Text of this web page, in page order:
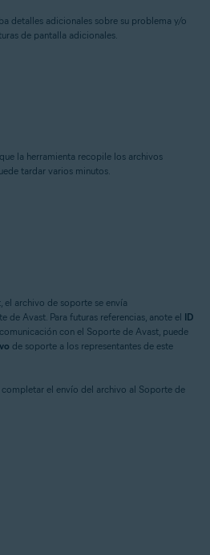
detalles adicionales sobre su problema y/o
de pantalla adicionales.
la herramienta recopile los archivos
tardar varios minutos.
el archivo de soporte se envía
de Avast. Para futuras referencias, anote el ID
comunicación con el Soporte de Avast, puede
de soporte a los representantes de este
completar el envío del archivo al Soporte de